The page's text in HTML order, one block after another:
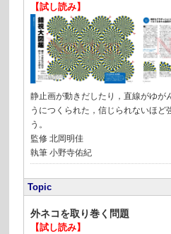
【試し読み】
静止画が動きだしたり，直線がゆが
うにつくられた，信じられないほど
う。
監修 北岡明佳
執筆 小野寺佑紀
Topic
外ネコを取り巻く問題
【試し読み】